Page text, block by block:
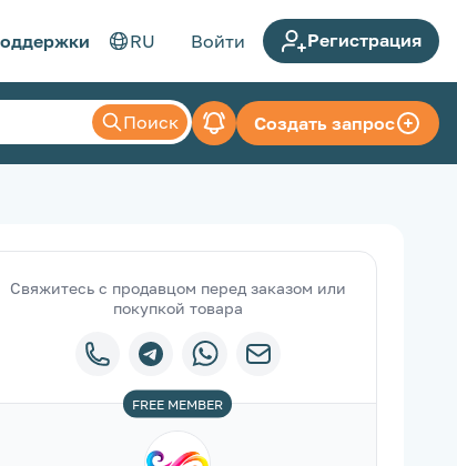
RU Войти Регистрация
Поиск Создать запрос
Свяжитесь с продавцом перед заказом или
покупкой товара
FREE MEMBER